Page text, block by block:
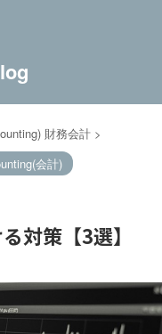
財務会計 >
会計)
対策【3選】